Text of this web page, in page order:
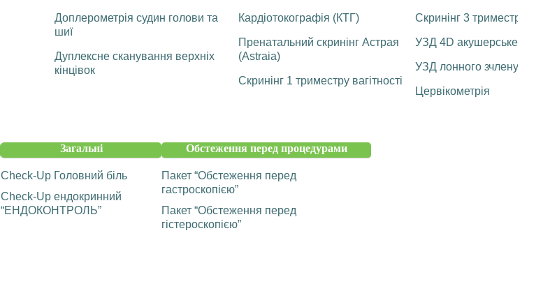
Доплерометрія судин голови та
шиї
Дуплексне сканування верхніх
кінцівок
Кардіотокографія (КТГ)
Пренатальний скринінг Астрая
(Astraia)
Скринінг 1 триместру вагітності
Скринінг 3 триместру
УЗД 4D акушерське
УЗД лонного зчленування
Цервікометрія
Загальні
Check-Up Головний біль
Check-Up ендокринний
“ЕНДОКОНТРОЛЬ”
Обстеження перед процедурами
Пакет “Обстеження перед
гастроскопією”
Пакет “Обстеження перед
гістероскопією”